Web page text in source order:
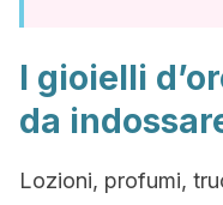
I gioielli
da
Lozioni, profumi,